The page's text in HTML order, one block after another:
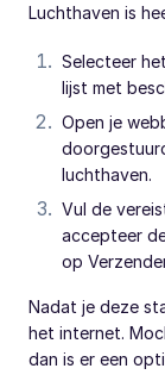
Luchthaven is
Selecteer
lijst met
Open je
luchthaven.
Vul de
accepteer
op
Nadat je deze
het internet.
dan is er een